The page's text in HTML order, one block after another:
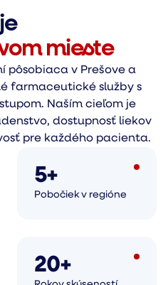
mieste
pôsobiaca v Prešove a
farmaceutické služby s
Naším cieľom je
dostupnosť liekov
pre každého pacienta.
5+
Pobočiek v regióne
20+